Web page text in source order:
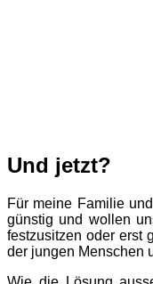
Und jetzt?
Für meine Familie
günstig und wollen
festzusitzen oder erst
der jungen Menschen